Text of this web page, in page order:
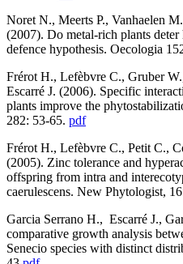
Noret N., Meerts P., Vanhaelen
(2007). Do metal-rich plants
defence hypothesis. Oecologia
Frérot H., Lefèbvre C., Gruber
Escarré J. (2006). Specific
plants improve the
282: 53-65. pdf
Frérot H., Lefèbvre C., Petit C.,
(2005). Zinc tolerance and
offspring from intra and
caerulescens. New Phytologist,
Garcia Serrano H., Escarré J.,
comparative growth analysis
Senecio species with distinct